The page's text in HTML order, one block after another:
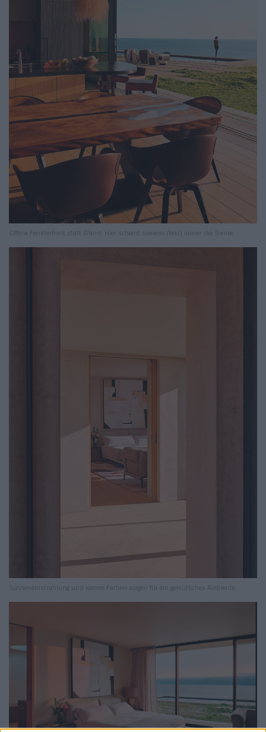
Offene Fensterfront statt Wand: Hier scheint sowieso (fast) immer die Sonne.
Sonneneinstrahlung und warme Farben sorgen für ein gemütliches Ambiente.